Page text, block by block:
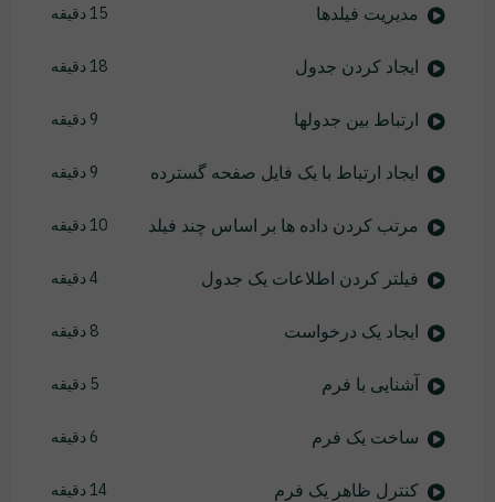
مدیریت فیلدها 15 دقیقه
ایجاد کردن جدول 18 دقیقه
ارتباط بین جدولها 9 دقیقه
ایجاد ارتباط با یک فایل صفحه گسترده 9 دقیقه
مرتب کردن داده ها بر اساس چند فیلد 10 دقیقه
فیلتر کردن اطلاعات یک جدول 4 دقیقه
ایجاد یک درخواست 8 دقیقه
آشنایی با فرم 5 دقیقه
ساخت یک فرم 6 دقیقه
کنترل ظاهر یک فرم 14 دقیقه